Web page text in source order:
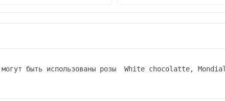
быть использованы розы  White chocolatte,